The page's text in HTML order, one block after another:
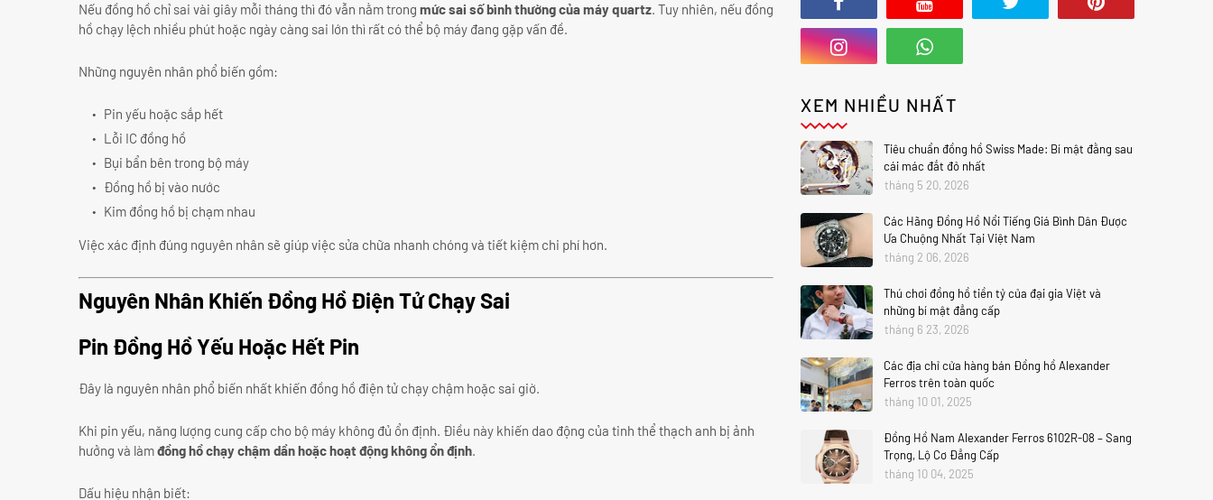
Nếu đồng hồ chỉ sai vài giây mỗi tháng thì đó vẫn nằm trong mức sai số bình thường của máy quartz. Tuy nhiên, nếu đồng
hồ chạy lệch nhiều phút hoặc ngày càng sai lớn thì rất có thể bộ máy đang gặp vấn đề.
Những nguyên nhân phổ biến gồm:
Pin yếu hoặc sắp hết
Lỗi IC đồng hồ
Bụi bẩn bên trong bộ máy
Đồng hồ bị vào nước
Kim đồng hồ bị chạm nhau
Việc xác định đúng nguyên nhân sẽ giúp việc sửa chữa nhanh chóng và tiết kiệm chi phí hơn.
Nguyên Nhân Khiến Đồng Hồ Điện Tử Chạy Sai
Pin Đồng Hồ Yếu Hoặc Hết Pin
Đây là nguyên nhân phổ biến nhất khiến đồng hồ điện tử chạy chậm hoặc sai giờ.
Khi pin yếu, năng lượng cung cấp cho bộ máy không đủ ổn định. Điều này khiến dao động của tinh thể thạch anh bị ảnh
hưởng và làmđồng hồ chạy chậm dần hoặc hoạt động không ổn định
Dấu hiệu nhận biết:
XEM NHIỀU NHẤT
Tiêu chuẩn đồng hồ Swiss Made: Bí mật đằng sau
cái mác đắt đỏ nhất
tháng 5 20, 2026
Các Hãng Đồng Hồ Nổi Tiếng Giá Bình Dân Được
Ưa Chuộng Nhất Tại Việt Nam
tháng 2 06, 2026
Thú chơi đồng hồ tiền tỷ của đại gia Việt và
những bí mật đẳng cấp
tháng 6 23, 2026
Các địa chỉ cửa hàng bán Đồng hồ Alexander
Ferros trên toàn quốc
tháng 10 01, 2025
Đồng Hồ Nam Alexander Ferros 6102R-08 – Sang
Trọng, Lộ Cơ Đẳng Cấp
tháng 10 04, 2025